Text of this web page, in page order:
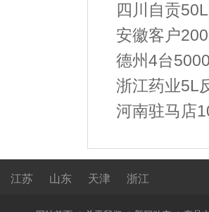
四川自贡
安徽客户
德州4台
浙江药业5L
河南驻马店
江苏 山东 天津 浙江